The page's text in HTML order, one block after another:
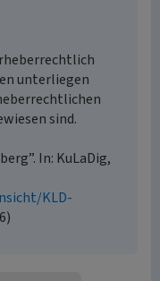
unterliegen
sind.
In: KuLaDig,
KLD-